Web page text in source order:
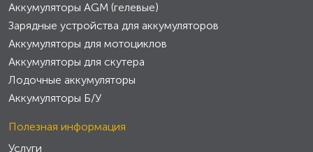
Аккумуляторы AGM (гелевые)
Зарядные устройства для аккумуляторов
Аккумуляторы для мотоциклов
Аккумуляторы для скутера
Лодочные аккумуляторы
Аккумуляторы Б/У
Полезная информация
Услуги